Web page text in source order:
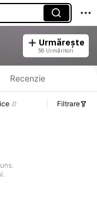
Urmărește
56 Urmăritori
privind vânzările și stocul.
Recenzie
Filtrare